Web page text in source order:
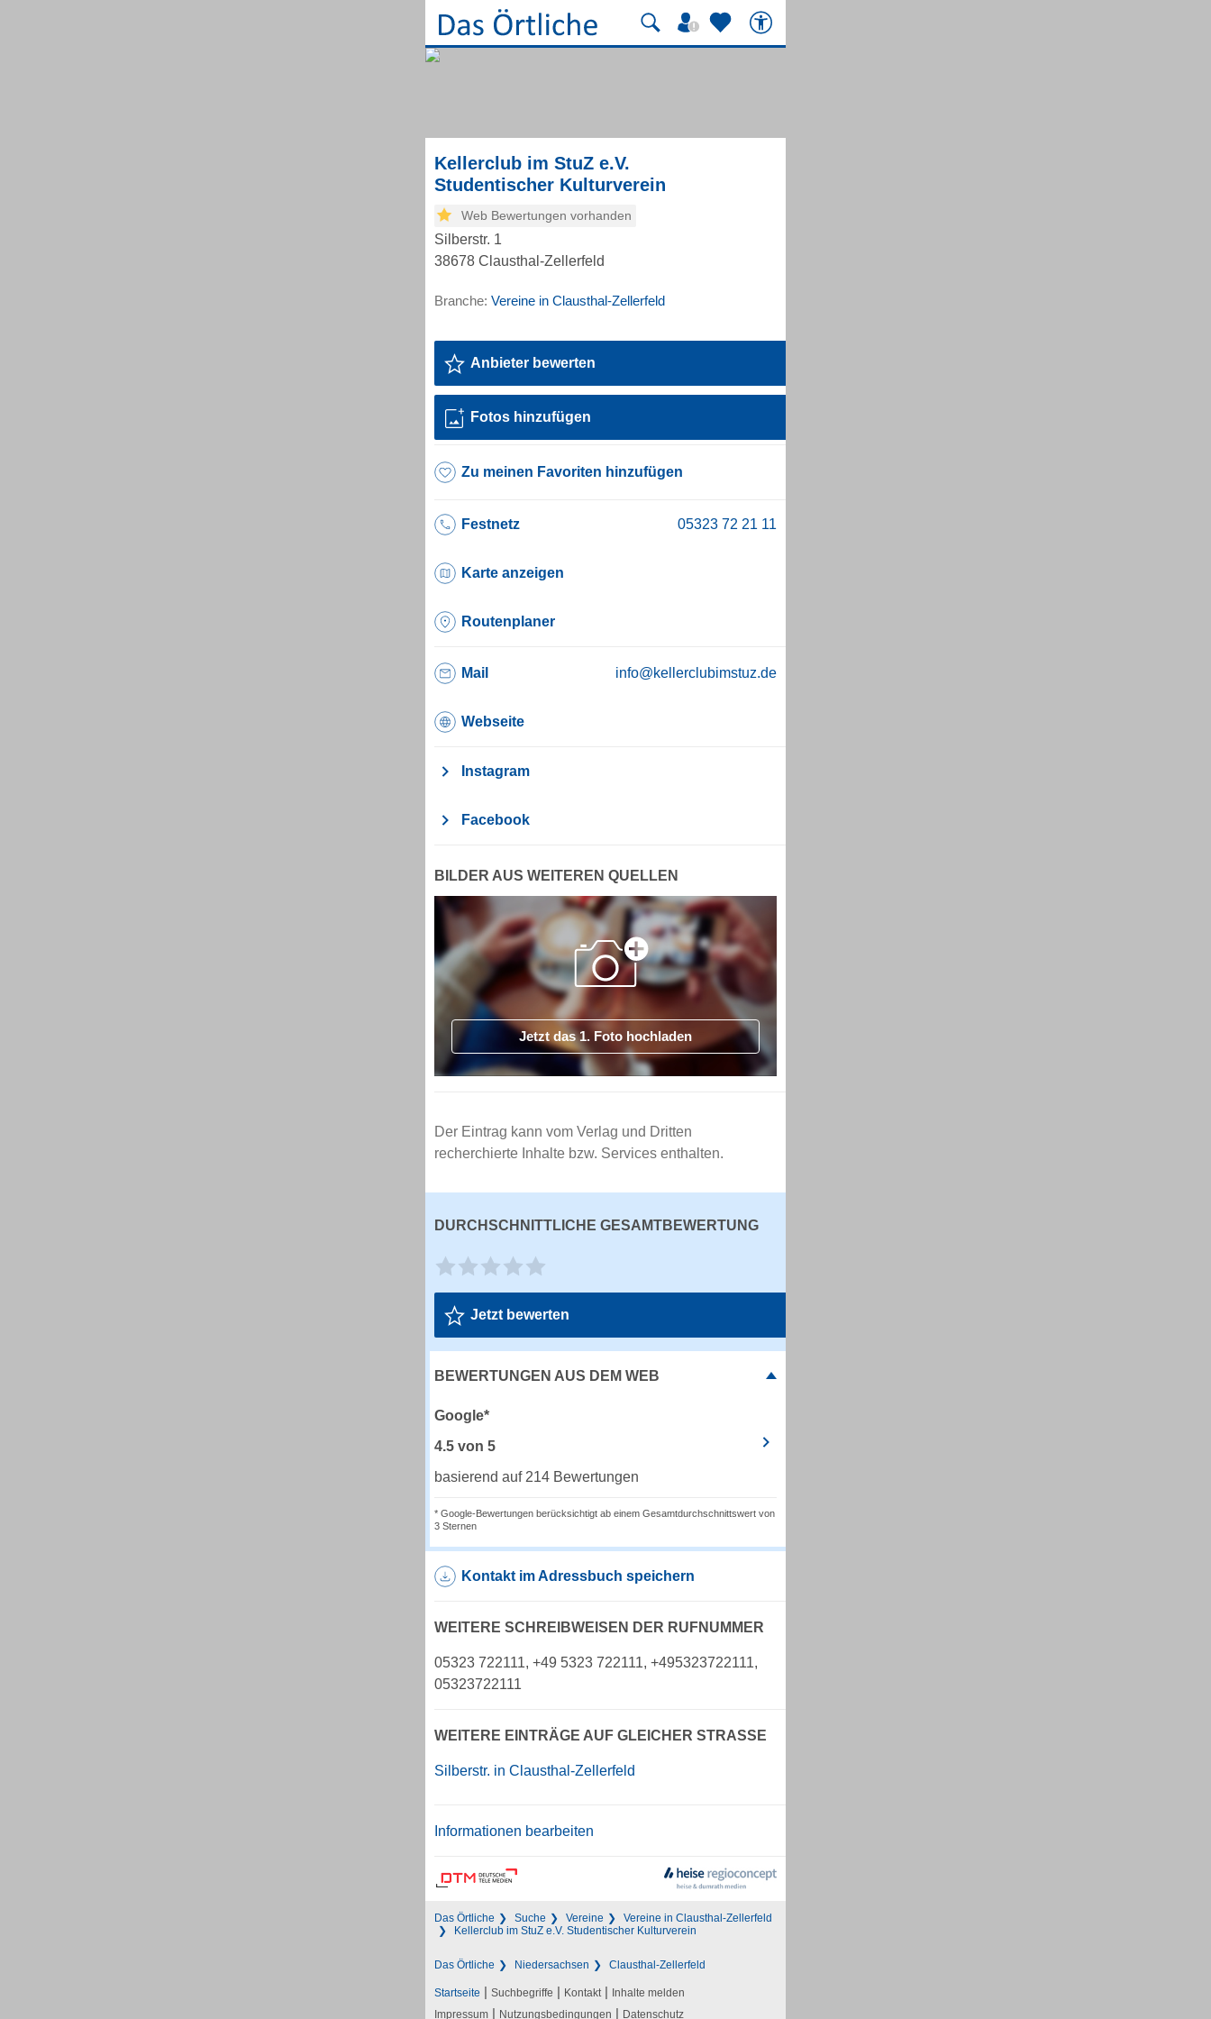
Kellerclub im StuZ e.V.
Studentischer Kulturverein
Web Bewertungen vorhanden
Silberstr. 1
38678 Clausthal-Zellerfeld
Branche: Vereine in Clausthal-Zellerfeld
Anbieter bewerten
Fotos hinzufügen
Zu meinen Favoriten hinzufügen
Festnetz
Karte anzeigen
Routenplaner
Mail info@kellerclubimstuz.de
Webseite
Instagram
Facebook
BILDER AUS WEITEREN QUELLEN
Jetzt das 1. Foto hochladen
Der Eintrag kann vom Verlag und Dritten
recherchierte Inhalte bzw. Services enthalten.
DURCHSCHNITTLICHE GESAMTBEWERTUNG
Jetzt bewerten
BEWERTUNGEN AUS DEM WEB
Google*
4.5 von 5
basierend auf 214 Bewertungen
* Google-Bewertungen berücksichtigt ab einem Gesamtdurchschnittswert von
3 Sternen
Kontakt im Adressbuch speichern
WEITERE SCHREIBWEISEN DER RUFNUMMER
05323 722111, +49 5323 722111, +495323722111,
05323722111
WEITERE EINTRÄGE AUF GLEICHER STRASSE
Silberstr. in Clausthal-Zellerfeld
Informationen bearbeiten
Das Örtliche Suche Vereine
Vereine in Clausthal-Zellerfeld
Kellerclub im StuZ e.V. Studentischer Kulturverein
Das Örtliche Niedersachsen Clausthal-Zellerfeld
Startseite | Suchbegriffe | Kontakt | Inhalte melden
Impressum | Nutzungsbedingungen | Datenschutz